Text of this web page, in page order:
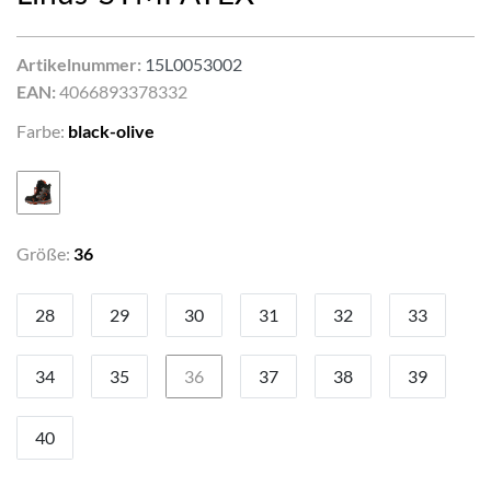
Artikelnummer: 15L0053002
EAN: 4066893378332
Farbe: black-olive
Größe: 36
28 29 30 31 32 33
34 35 36 37 38 39
40